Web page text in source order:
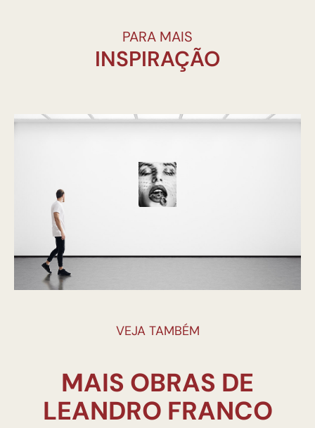
PARA MAIS
INSPIRAÇÃO
VEJA TAMBÉM
MAIS OBRAS DE